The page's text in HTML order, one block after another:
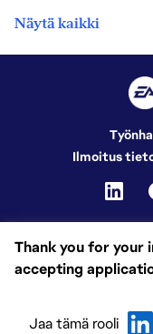
Thank you for your
accepting
Jaa tämä rooli
Näytä kaikki
Ilmoitus